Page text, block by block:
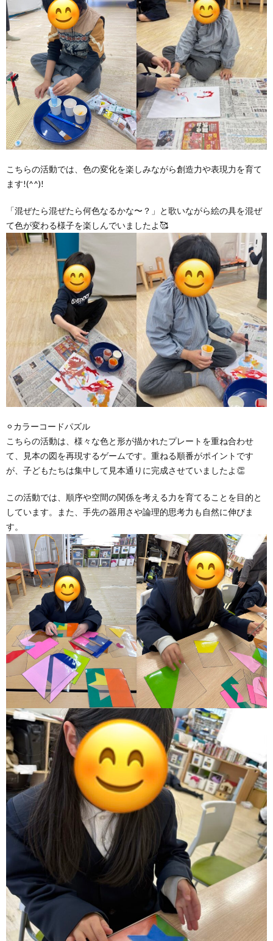
こちらの活動では、色の変化を楽しみながら創造力や表現力を育て
ます!(^^)!
「混ぜたら混ぜたら何色なるかな〜？」と歌いながら絵の具を混ぜ
て色が変わる様子を楽しんでいましたよ🥰
⚪︎カラーコードパズル
こちらの活動は、様々な色と形が描かれたプレートを重ね合わせ
て、見本の図を再現するゲームです。重ねる順番がポイントです
が、子どもたちは集中して見本通りに完成させていましたよ👏
この活動では、順序や空間の関係を考える力を育てることを目的と
しています。また、手先の器用さや論理的思考力も自然に伸びま
す。